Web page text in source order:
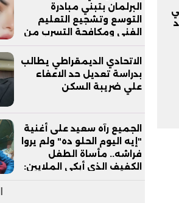
البرلمان بتبني مبادرة
التوسع وتشجيع التعليم
الفني ومكافحة التسرب من
التعليم
الاتحادي الديمقراطي يطالب
بدراسة تعديل حد الاعفاء
علي ضريبة السكن
الجميع رآه سعيد على أغنية
"إيه اليوم الحلو ده" ولم يروا
فراشه.. مأساة الطفل
الكفيف الذي أبكى الملايين: